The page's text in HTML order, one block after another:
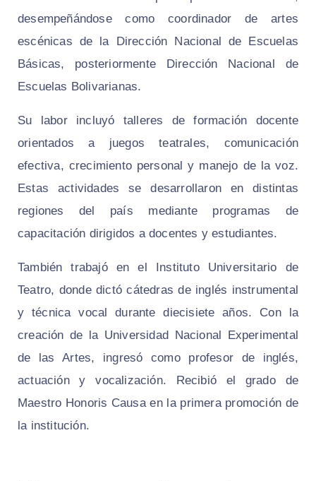
desempeñándose como coordinador de artes
escénicas de la Dirección Nacional de Escuelas
Básicas, posteriormente Dirección Nacional de
Escuelas Bolivarianas.
Su labor incluyó talleres de formación docente
orientados a juegos teatrales, comunicación
efectiva, crecimiento personal y manejo de la voz.
Estas actividades se desarrollaron en distintas
regiones del país mediante programas de
capacitación dirigidos a docentes y estudiantes.
También trabajó en el Instituto Universitario de
Teatro, donde dictó cátedras de inglés instrumental
y técnica vocal durante diecisiete años. Con la
creación de la Universidad Nacional Experimental
de las Artes, ingresó como profesor de inglés,
actuación y vocalización. Recibió el grado de
Maestro Honoris Causa en la primera promoción de
la institución.